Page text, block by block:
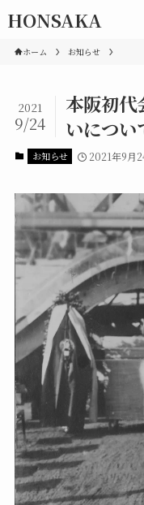
HONSAKA
ホーム お知らせ
本阪初代
いについ
2021
9/24
お知らせ 2021年9月